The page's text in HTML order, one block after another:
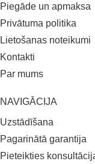
NAVIGĀCIJA
Uzstādīšana
Pagarinātā garantija
Pieteikties
Piegāde un apmaksa
Privātuma politika
Lietošanas noteikumi
Kontakti
Par mums